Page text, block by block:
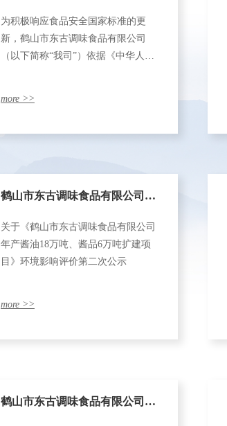
签标准法规的声明
为积极响应食品安全国家标准的更
新，鹤山市东古调味食品有限公司
（以下简称“我司”）依据《中华人民
more >>
鹤山市东古调味食品有限公司年
产酱油18万吨、酱品6万吨扩建
关于《鹤山市东古调味食品有限公司
年产酱油18万吨、酱品6万吨扩建项
目》环境影响评价第二次公示
more >>
鹤山市东古调味食品有限公司